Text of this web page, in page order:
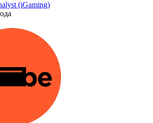
(iGaming)